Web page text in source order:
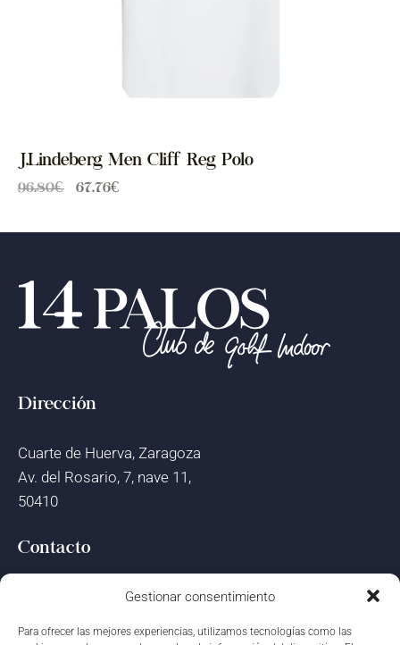
Gestionar consentimiento
Para ofrecer las mejores experiencias, utilizamos tecnologías como las
J.Lindeberg Men Cliff Reg Polo
96.80€ 67.76€
Dirección
Cuarte de Huerva, Zaragoza
Av. del Rosario, 7, nave 11,
50410
Contacto
administracion@14palos.golf